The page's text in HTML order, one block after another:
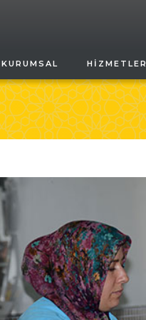
KURUMSAL HIZMETLER